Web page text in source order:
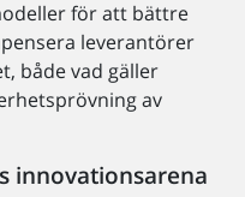
för att bättre
leverantörer
både vad gäller
av
innovationsarena